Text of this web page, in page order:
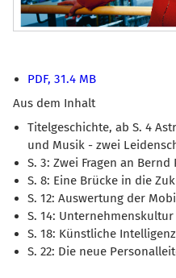
PDF, 31.4 MB
Aus dem Inhalt
Titelgeschichte, ab S. 4
und Musik - zwei
S. 3: Zwei Fragen an Bernd
S. 8: Eine Brücke in die
S. 12: Auswertung der
S. 14:
S. 18: Künstliche
S. 22: Die neue